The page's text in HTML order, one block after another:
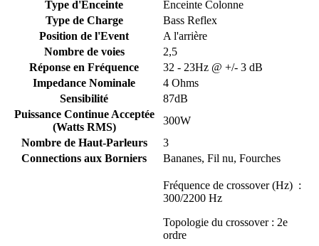
Type d'Enceinte
Enceinte Colonne
Type de Charge
Bass Reflex
Position de l'Event
A l'arrière
Nombre de voies
2,5
Réponse en Fréquence
32 - 23Hz @ +/- 3 dB
Impedance Nominale
4 Ohms
Sensibilité
87dB
Puissance Continue Acceptée
(Watts RMS)
300W
Nombre de Haut-Parleurs
3
Connections aux Borniers
Bananes, Fil nu, Fourches
Fréquence de crossover (Hz) :
300/2200 Hz
Topologie du crossover : 2e
ordre